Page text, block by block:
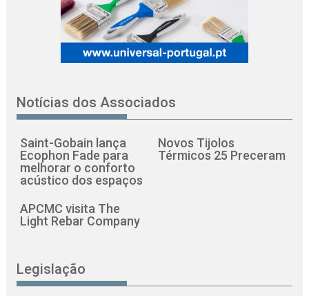
Notícias dos Associados
Saint-Gobain lança
Ecophon Fade para
melhorar o conforto
acústico dos espaços
Novos Tijolos
Térmicos 25 Preceram
APCMC visita The
Light Rebar Company
Legislação